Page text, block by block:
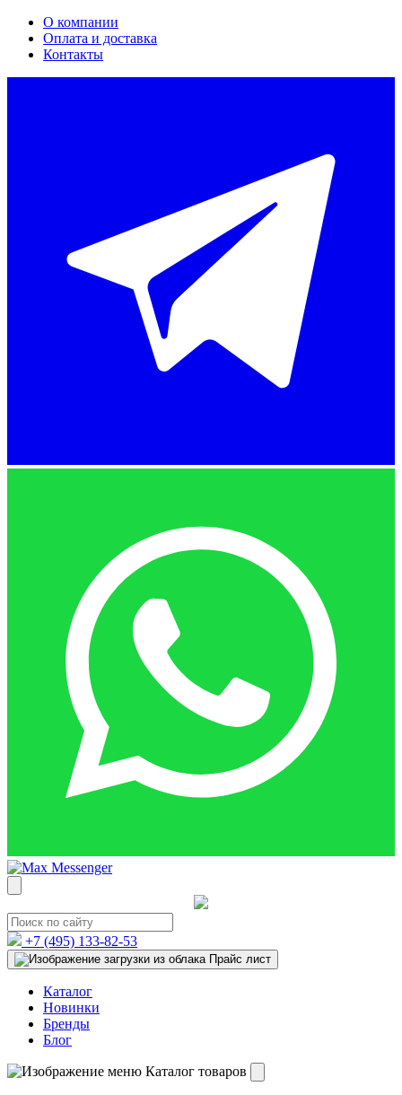
О компании
Оплата и доставка
Контакты
+7 (495) 133-82-53
Прайс лист
Каталог
Новинки
Бренды
Блог
Каталог товаров